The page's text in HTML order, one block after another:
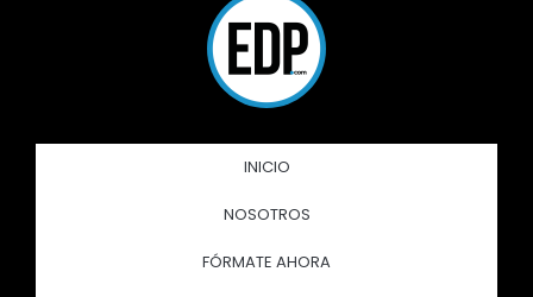
INICIO
NOSOTROS
FÓRMATE AHORA